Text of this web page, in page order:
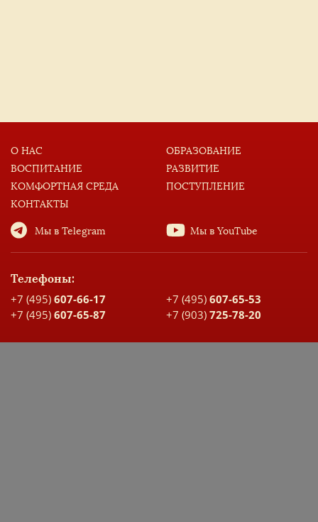
О НАС
ОБРАЗОВАНИЕ
ВОСПИТАНИЕ
РАЗВИТИЕ
КОМФОРТНАЯ СРЕДА
ПОСТУПЛЕНИЕ
КОНТАКТЫ
Мы в Telegram Мы в YouTube
Телефоны:
+7 (495) 607-66-17 +7 (495) 607-65-53
+7 (495) 607-65-87 +7 (903) 725-78-20